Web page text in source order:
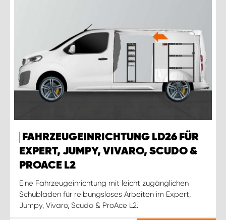
FAHRZEUGEINRICHTUNG LD26 FÜR
EXPERT, JUMPY, VIVARO, SCUDO &
PROACE L2
Eine Fahrzeugeinrichtung mit leicht zugänglichen
Schubladen für reibungsloses Arbeiten im Expert,
Jumpy, Vivaro, Scudo & ProAce L2.